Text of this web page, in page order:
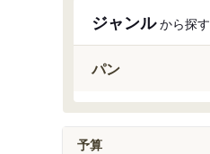
ジャンルから探す
パン
予算